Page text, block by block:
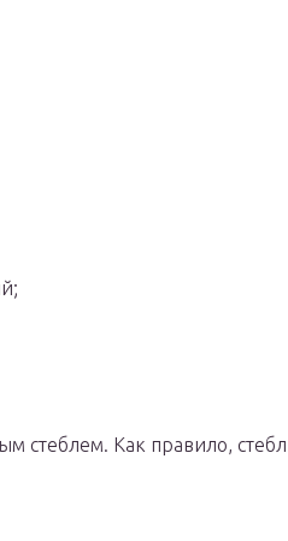
стеблем. Как правило,